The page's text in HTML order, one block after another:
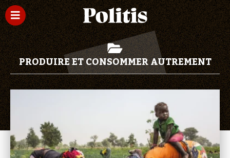
PRODUIRE ET CONSOMMER AUTREMENT